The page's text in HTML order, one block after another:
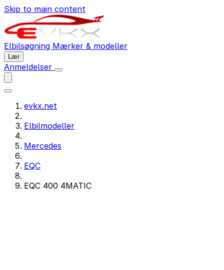
Skip to main content
Elbilsøgning Mærker & modeller
Lær
Anmeldelser
evkx.net
Elbilmodeller
Mercedes
EQC
EQC 400 4MATIC